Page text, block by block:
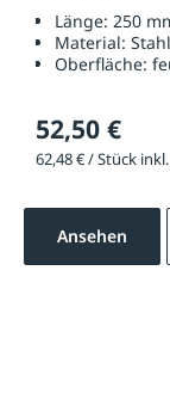
Länge: 250
Material: Stahl
Oberfläche:
52,50 €
62,48 € / Stück
Ansehen